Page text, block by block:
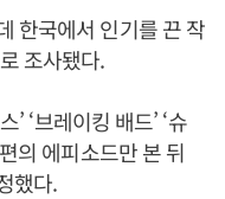
한국에서 인기를 끈 작
조사됐다.
’ ‘브레이킹 배드’ ‘슈
의 에피소드만 본 뒤
했다.